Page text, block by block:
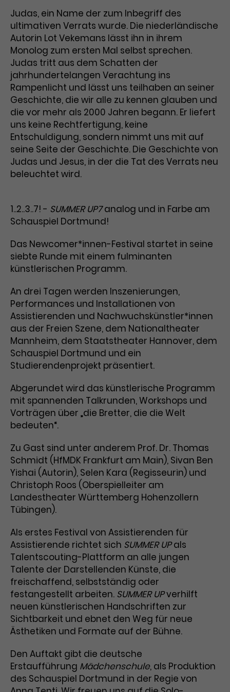
und es wird Zugang zu
geschützten Bereichen gewährt.
Name cookie_optin
Anbieter TYPO3
Laufzeit 1 Monat
Zweck
Enthält die gewählten Tracking-
Optin-Einstellungen.
Laufzeit 2 Jahre
Zweck
Dieses Cookie wird von Google
Analytics installiert. Das Cookie
wird verwendet, um
Besucher*innen-, Sitzungs- und
Kampagnendaten zu berechnen
und die Nutzung der Website für
den Analysebericht der Website zu
verfolgen. Die Cookies speichern
Informationen anonym und weisen
eine zufallsgenerierte Nummer zu,
um Besuche zu erkennen.
Name _gid
Anbieter Google Analytics
Laufzeit 1 Tag
Zweck
Dieses Cookie wird von Google
wird verwendet, um Informationen
darüber zu speichern, wie
Besucher*innen eine Website
nutzen, und hilft bei der Erstellung
eines Analyseberichts über die
Performance der Website. Die
erhobenen Daten umfassen in
anonymisierter Form die Anzahl
der Besuche, die Quelle, aus der sie
stammen, und die besuchten
Seiten.
Name _gat_UA-63561367-1
Anbieter Google Analytics
Laufzeit 1 Minute
Zweck
gesetztes Cookie. Bestimmte
Daten werden nur maximal einmal
pro Minute an Google Analytics
gesendet. Solange es gesetzt ist,
werden bestimmte
Datenübertragungen
unterbunden.
Marketing
Diese Gruppe beinhaltet alle Scripte, die es uns
ermöglichen die Leistung unserer
Werbekampagnen zu analysieren und
Conversions zu messen. Außerdem helfen sie
uns dabei Werbeanzeigen und Inhalte besser auf
die Interessen unserer Nutzer abzustimmen.
Name
_gcl_au
Anbieter Google Ads
Laufzeit 3 Monate
Wird von Google verwendet, um
die Effizienz von Werbeanzeigen zu
messen und Conversions zu
Google-Anzeigen auf unsere
Website gelangt sind.
Name _gcl_aw
Anbieter Google Ads
Laufzeit 3 Monate
Zweck
Dieses Cookie speichert
Informationen zu Werbeklicks und
dient der Zuordnung von
Conversions zu Google Ads-
Kampagnen.
Name
Anbieter Google / DoubleClick
Laufzeit 3 Monate
Dieses Cookie wird verwendet, um
Remarketing-Funktionen
bereitzustellen.
Name IDE
Anbieter Google / DoubleClick
Laufzeit 1 Jahr
Zweck
Dieses Cookie dient der Anzeige
personalisierter Werbung und
misst die Wirksamkeit von
Cookie-Informationen
Judas, ein Name der zum Inbegriff des
ultimativen Verrats wurde. Die niederländische
Autorin Lot Vekemans lässt ihn in ihrem
Monolog zum ersten Mal selbst sprechen.
Judas tritt aus dem Schatten der
jahrhundertelangen Verachtung ins
Rampenlicht und lässt uns teilhaben an seiner
Geschichte, die wir alle zu kennen glauben und
die vor mehr als 2000 Jahren begann. Er liefert
uns keine Rechtfertigung, keine
Entschuldigung, sondern nimmt uns mit auf
seine Seite der Geschichte. Die Geschichte von
Judas und Jesus, in der die Tat des Verrats neu
beleuchtet wird.
1..2..3..7! - SUMMER UP7analog und in Farbe am
Schauspiel Dortmund!
Das Newcomer*innen-Festival startet in seine
siebte Runde mit einem fulminanten
künstlerischen Programm.
An drei Tagen werden Inszenierungen,
Performances und Installationen von
Assistierenden und Nachwuchskünstler*innen
aus der Freien Szene, dem Nationaltheater
Mannheim, dem Staatstheater Hannover, dem
Schauspiel Dortmund und ein
Studierendenprojekt präsentiert.
Abgerundet wird das künstlerische Programm
mit spannenden Talkrunden, Workshops und
Vorträgen über „die Bretter, die die Welt
bedeuten“.
Zu Gast sind unter anderem Prof. Dr. Thomas
Schmidt (HfMDK Frankfurt am Main), Sivan Ben
Yishai (Autorin), Selen Kara (Regisseurin) und
Christoph Roos (Oberspielleiter am
Landestheater Württemberg Hohenzollern
Tübingen).
Als erstes Festival von Assistierenden für
Assistierende richtet sich SUMMER UPals
Talentscouting-Plattform an alle jungen
Talente der Darstellenden Künste, die
freischaffend, selbstständig oder
festangestellt arbeiten. SUMMER UPverhilft
neuen künstlerischen Handschriften zur
Sichtbarkeit und ebnet den Weg für neue
Ästhetiken und Formate auf der Bühne.
Den Auftakt gibt die deutsche
Erstaufführung Mädchenschule, als Produktion
des Schauspiel Dortmund in der Regie von